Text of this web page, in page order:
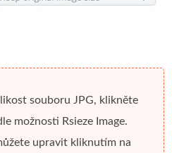
souboru JPG, klikněte
možnosti Rsieze Image.
upravit kliknutím na